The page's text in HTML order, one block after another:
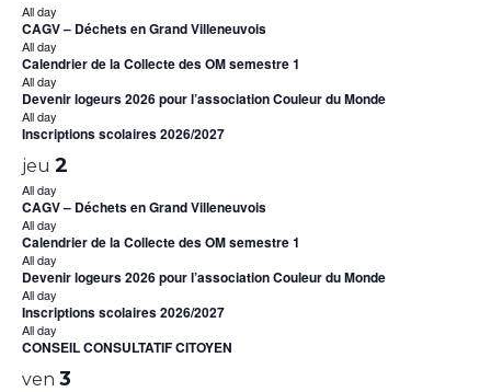
All day
CAGV – Déchets en Grand Villeneuvois
All day
Calendrier de la Collecte des OM semestre 1
All day
Devenir logeurs 2026 pour l’association Couleur du Monde
All day
Inscriptions scolaires 2026/2027
jeu 2
All day
CAGV – Déchets en Grand Villeneuvois
All day
Calendrier de la Collecte des OM semestre 1
All day
Devenir logeurs 2026 pour l’association Couleur du Monde
All day
Inscriptions scolaires 2026/2027
All day
CONSEIL CONSULTATIF CITOYEN
ven 3